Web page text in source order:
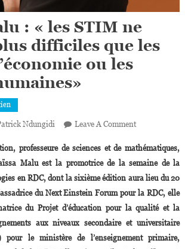
: « les STIM ne
difficiles que les
ou les
Ndungidi Leave A CommentOn
Malu :
«
Les
STIM
Ne
Sont
Pas
professeure de sciences et de mathématiques,
Malu est la promotrice de la semaine de la
en RDC, dont la sixième édition aura lieu du 20
du Next Einstein Forum pour la RDC, elle
du Projet d’éducation pour la qualité et la
aux niveaux secondaire et universitaire
pour le ministère de l’enseignement primaire,